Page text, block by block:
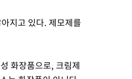
지고 있다. 제모제를
화장품으로, 크림제